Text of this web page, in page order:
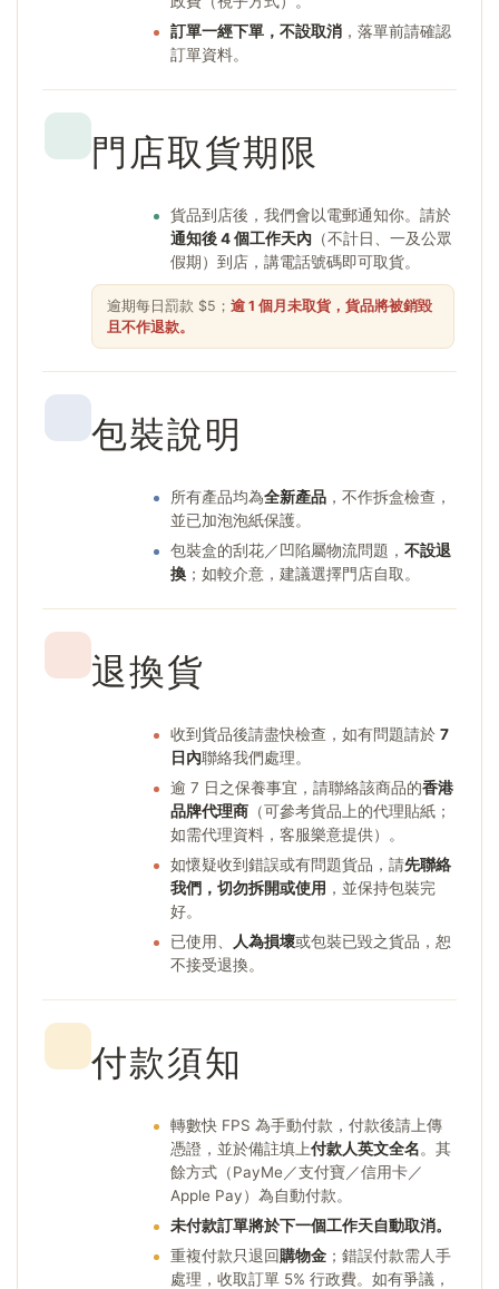
訂單一經下單，不設取消 ，落單前請確認
訂單資料。
門店取貨期限
貨品到店後，我們會以電郵通知你。請於
通知後 4 個工作天內 （不計日、一及公眾
假期）到店，講電話號碼即可取貨。
逾期每日罰款 $5； 逾 1 個月未取貨，貨品將被銷毀
且不作退款。
包裝說明
所有產品均為全新產品 ，不作拆盒檢查，
並已加泡泡紙保護。
包裝盒的刮花／凹陷屬物流問題， 不設退
換 ；如較介意，建議選擇門店自取。
退換貨
收到貨品後請盡快檢查，如有問題請於 7
日內聯絡我們處理。
逾 7 日之保養事宜，請聯絡該商品的香港
品牌代理商 （可參考貨品上的代理貼紙；
如需代理資料，客服樂意提供）。
如懷疑收到錯誤或有問題貨品，請先聯絡
我們，切勿拆開或使用 ，並保持包裝完
好。
已使用、
人為損壞或包裝已毀之貨品，恕
不接受退換。
付款須知
轉數快 FPS 為手動付款，付款後請上傳
憑證，並於備註填上付款人英文全名。其
餘方式（PayMe／支付寶／信用卡／
Apple Pay）為自動付款。
未付款訂單將於下一個工作天自動取消。
重複付款只退回 購物金 ；錯誤付款需人手
處理，收取訂單 5% 行政費。如有爭議，